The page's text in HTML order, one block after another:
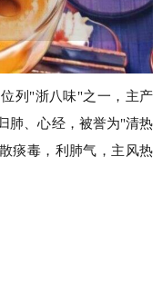
列"浙八味"之一，主产
肺、心经，被誉为"清热
痰毒，利肺气，主风热